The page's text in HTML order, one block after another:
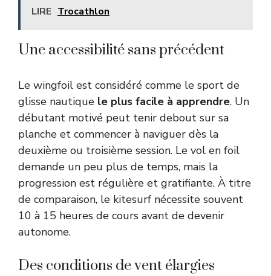
LIRE Trocathlon
Une accessibilité sans précédent
Le wingfoil est considéré comme le sport de
glisse nautique le plus facile à apprendre. Un
débutant motivé peut tenir debout sur sa
planche et commencer à naviguer dès la
deuxième ou troisième session. Le vol en foil
demande un peu plus de temps, mais la
progression est régulière et gratifiante. À titre
de comparaison, le kitesurf nécessite souvent
10 à 15 heures de cours avant de devenir
autonome.
Des conditions de vent élargies